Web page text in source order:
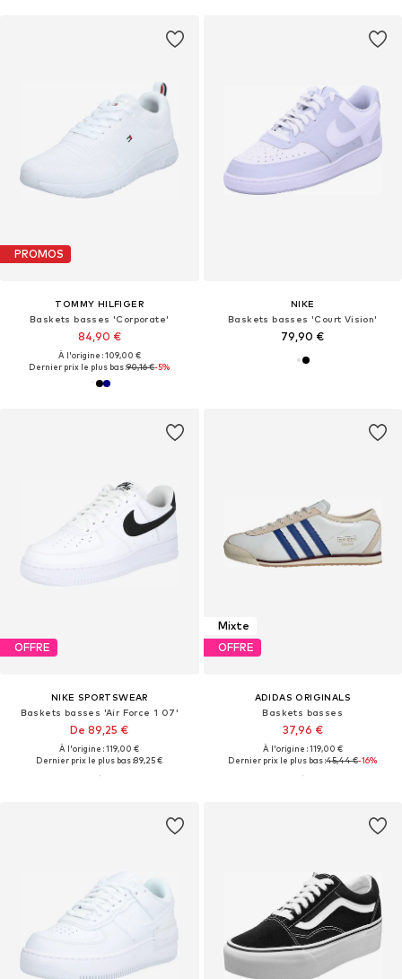
PROMOS
TOMMY HILFIGER
Baskets basses 'Corporate'
84,90 €
À l'origine : 109,00 €
Dernier prix le plus bas :90,16 €-5%
NIKE
Baskets basses 'Court Vision'
79,90 €
OFFRE
NIKE SPORTSWEAR
Baskets basses 'Air Force 1 07'
De 89,25 €
À l'origine : 119,00 €
Dernier prix le plus bas :89,25 €
Mixte
OFFRE
ADIDAS ORIGINALS
Baskets basses
37,96 €
À l'origine : 119,00 €
Dernier prix le plus bas :45,44 €-16%